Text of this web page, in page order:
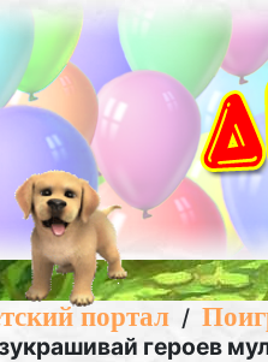
портал /
героев